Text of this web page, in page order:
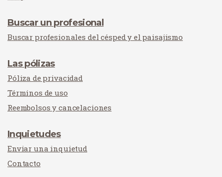
Buscar un profesional
Buscar profesionales del césped y el paisajismo
Las pólizas
Póliza de privacidad
Términos de uso
Reembolsos y cancelaciones
Inquietudes
Enviar una inquietud
Contacto